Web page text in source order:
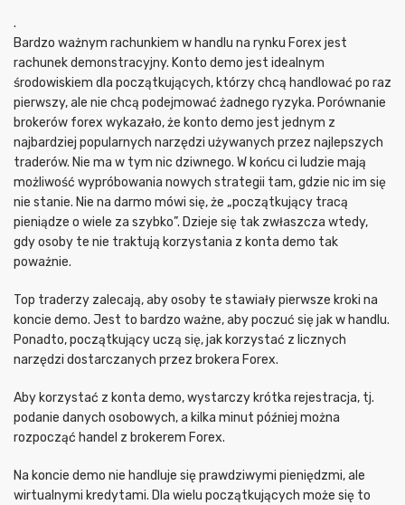
.
Bardzo ważnym rachunkiem w handlu na rynku Forex jest
rachunek demonstracyjny. Konto demo jest idealnym
środowiskiem dla początkujących, którzy chcą handlować po raz
pierwszy, ale nie chcą podejmować żadnego ryzyka. Porównanie
brokerów forex wykazało, że konto demo jest jednym z
najbardziej popularnych narzędzi używanych przez najlepszych
traderów. Nie ma w tym nic dziwnego. W końcu ci ludzie mają
możliwość wypróbowania nowych strategii tam, gdzie nic im się
nie stanie. Nie na darmo mówi się, że „początkujący tracą
pieniądze o wiele za szybko”. Dzieje się tak zwłaszcza wtedy,
gdy osoby te nie traktują korzystania z konta demo tak
poważnie.
Top traderzy zalecają, aby osoby te stawiały pierwsze kroki na
koncie demo. Jest to bardzo ważne, aby poczuć się jak w handlu.
Ponadto, początkujący uczą się, jak korzystać z licznych
narzędzi dostarczanych przez brokera Forex.
Aby korzystać z konta demo, wystarczy krótka rejestracja, tj.
podanie danych osobowych, a kilka minut później można
rozpocząć handel z brokerem Forex.
Na koncie demo nie handluje się prawdziwymi pieniędzmi, ale
wirtualnymi kredytami. Dla wielu początkujących może się to